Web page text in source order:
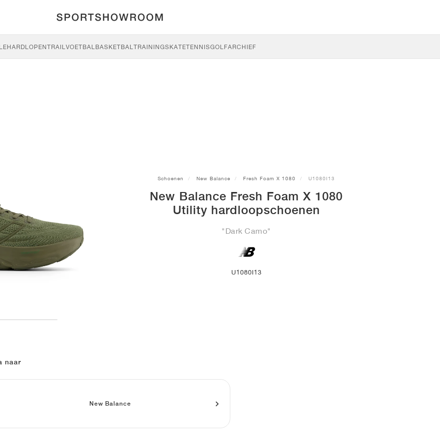
HARDLOPENTRAILVOETBALBASKETBALTRAININGSKATETENNISGOLFARCHIEF
Schoenen New Balance Fresh Foam X 1080 U1080I13
New Balance Fresh Foam X 1080
Utility hardloopschoenen
"Dark Camo"
U1080I13
naar
New Balance